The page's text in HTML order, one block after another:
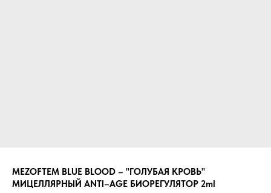
MEZOFTEM BLUE BLOOD – "ГОЛУБАЯ КРОВЬ"
МИЦЕЛЛЯРНЫЙ ANTI–AGE БИОРЕГУЛЯТОР 2ml